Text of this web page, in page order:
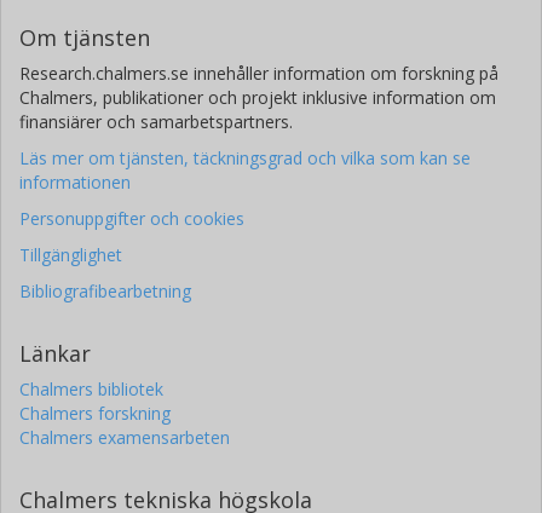
Om tjänsten
Research.chalmers.se innehåller information om forskning på
Chalmers, publikationer och projekt inklusive information om
finansiärer och samarbetspartners.
Läs mer om tjänsten, täckningsgrad och vilka som kan se
informationen
Personuppgifter och cookies
Tillgänglighet
Bibliografibearbetning
Länkar
Chalmers bibliotek
Chalmers forskning
Chalmers examensarbeten
Chalmers tekniska högskola